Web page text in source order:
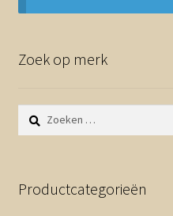
Winkelmand
Linkjes
Zoek op merk
Zoeken
naar:
Productcategorieën